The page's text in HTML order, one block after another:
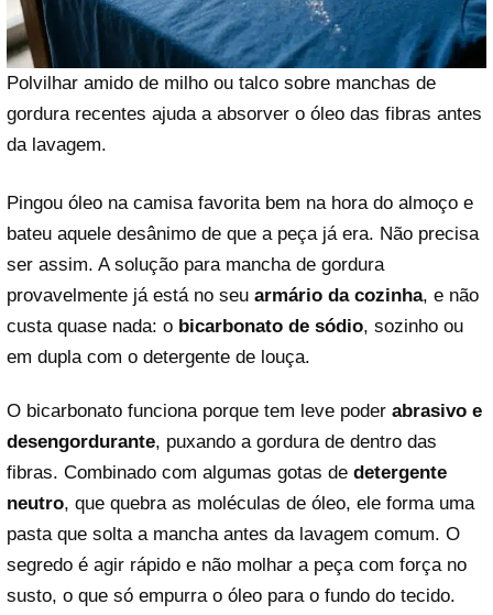
Polvilhar amido de milho ou talco sobre manchas de
gordura recentes ajuda a absorver o óleo das fibras antes
da lavagem.
Pingou óleo na camisa favorita bem na hora do almoço e
bateu aquele desânimo de que a peça já era. Não precisa
ser assim. A solução para mancha de gordura
provavelmente já está no seu armário da cozinha, e não
custa quase nada: o bicarbonato de sódio, sozinho ou
em dupla com o detergente de louça.
O bicarbonato funciona porque tem leve poder abrasivo e
desengordurante, puxando a gordura de dentro das
fibras. Combinado com algumas gotas de detergente
neutro, que quebra as moléculas de óleo, ele forma uma
pasta que solta a mancha antes da lavagem comum. O
segredo é agir rápido e não molhar a peça com força no
susto, o que só empurra o óleo para o fundo do tecido.